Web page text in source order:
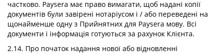
частково. Paysera має право вимагати, щоб надані копії
документів були завірені нотаріусом і / або переведені на
щонайменше одну з Прийнятних для Paysera мову. Всі
документи і інформація готуються за рахунок Клієнта.
2.14. Про початок надання нової або відновленні